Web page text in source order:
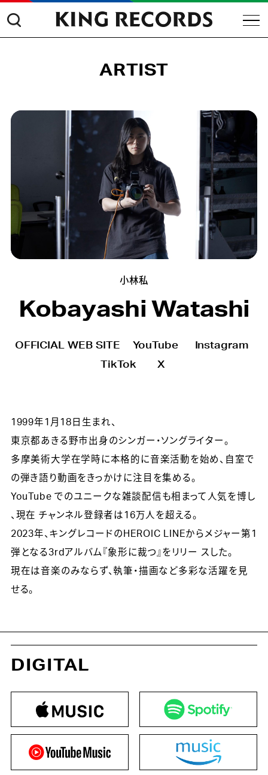
ARTIST
小林私
Kobayashi Watashi
OFFICIAL WEB SITE YouTube
Instagram
TikTok
X
1999年1月18日生まれ、
東京都あきる野市出身のシンガー・ソングライター。
多摩美術大学在学時に本格的に音楽活動を始め、自室で
の弾き語り動画をきっかけに注目を集める。
YouTube でのユニークな雑談配信も相まって人気を博し
、現在 チャンネル登録者は16万人を超える。
2023年、キングレコードのHEROIC LINEからメジャー第1
弾となる3rdアルバム『象形に裁つ』をリリー スした。
現在は音楽のみならず、執筆・描画など多彩な活躍を見
せる。
DIGITAL